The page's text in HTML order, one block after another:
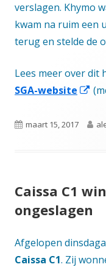
verslagen. Khymo
kwam na ruim een
terug en stelde de
Lees meer over dit
SGA-website
Gepubliceerd
maart 15, 2017
Caissa C1
ongeslagen
Afgelopen
Caissa C1. Zij